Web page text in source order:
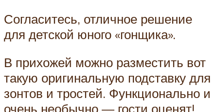
Согласитесь, отличное решение
для детской юного «гонщика».
В прихожей можно разместить вот
такую оригинальную подставку для
зонтов и тростей. Функционально и
очень необычно — гости оценят!